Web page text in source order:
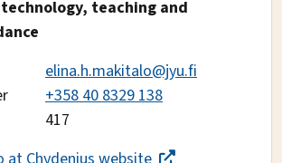
teaching and
elina.h.makitalo@jyu.fi
+358 40 8329 138
417